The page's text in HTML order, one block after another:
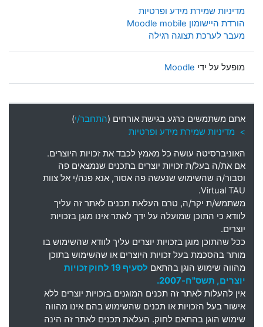
מדיניות שמירת מידע ופרטיות
הורדת היישומון Moodle mobile
מעבר לערכת תצוגה רגילה
מופעל על ידי Moodle
אתם משתמשים כרגע בגישת אורחים (התחבר/י)
> מדיניות שמירת מידע ופרטיות
האוניברסיטה עושה כל מאמץ לכבד את זכויות היוצרים.
אם את/ה בעל/ת זכויות יוצרים בתכנים שנמצאים פה
וסבור/ה שהשימוש שנעשה פה אסור, אנא פנה/י אל צוות
Virtual TAU.
משתמש/ת יקר/ה, טרם העלאת תכנים לאתר זה עליך
לוודא כי התוכן שמועלה על ידך לאתר אינו מוגן בזכויות
יוצרים.
ככל שהתוכן מוגן בזכויות יוצרים עליך לוודא שהשימוש בו
מותר בהסכמת בעל זכויות היוצרים או שהשימוש בתוכן
מהווה שימוש הוגן בהתאם
לסעיף 19 לחוק זכויות
יוצרים, תשס"ח-2007.
אין להעלות לאתר זה תכנים המוגנים בזכויות יוצרים ללא
אישור בעל הזכויות או תכנים שהשימוש בהם אינו מהווה
שימוש הוגן בהתאם לחוק. העלאת תכנים לאתר זה הינה